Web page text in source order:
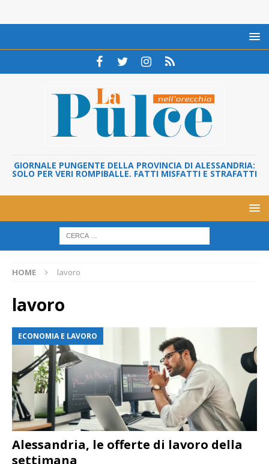
GIORNALE PUNGENTE DELLA PROVINCIA DI ALESSANDRIA:
SOLO PER VERI ROMPIBALLE. FATTI MISFATTI E STRAFATTI
HOME lavoro
lavoro
ECONOMIA E LAVORO
Alessandria, le offerte di lavoro della
settimana